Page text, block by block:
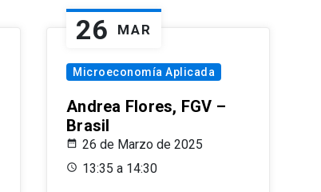
26 MAR
Microeconomía Aplicada
Andrea Flores, FGV –
Brasil
26 de Marzo de 2025
13:35 a 14:30